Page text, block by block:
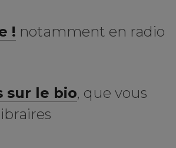
! notamment en radio
sur le bio, que vous